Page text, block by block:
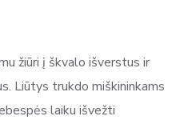
žiūri į škvalo išverstus ir
Liūtys trukdo miškininkams
laiku išvežti